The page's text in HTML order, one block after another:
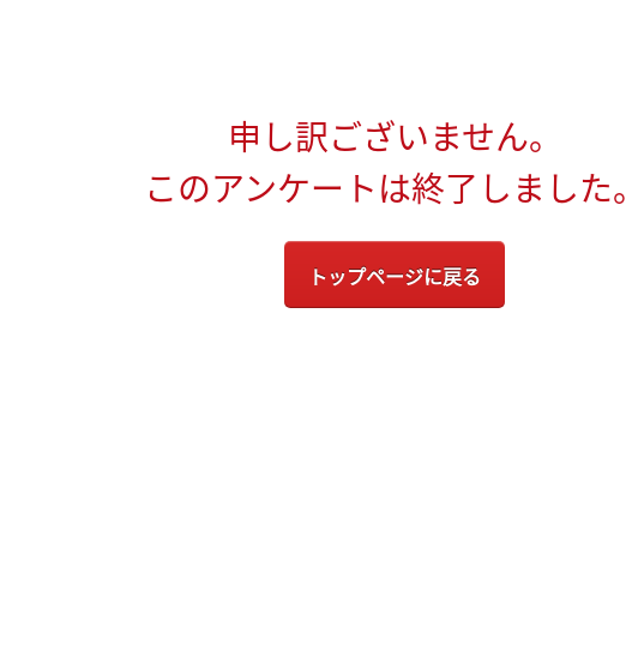
申し訳ございません。
このアンケートは終了しました。
トップページに戻る